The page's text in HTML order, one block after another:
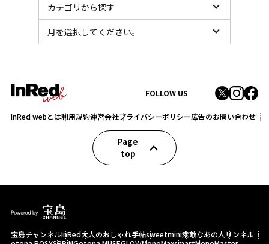
FOLLOW US
InRed webとは利用規約運営会社プライバシーポリシー広告のお問い合わせ
Page
top
宝島チャンネルInRed大人のおしゃれ手帖sweetmini素敵なあの人 リンネル